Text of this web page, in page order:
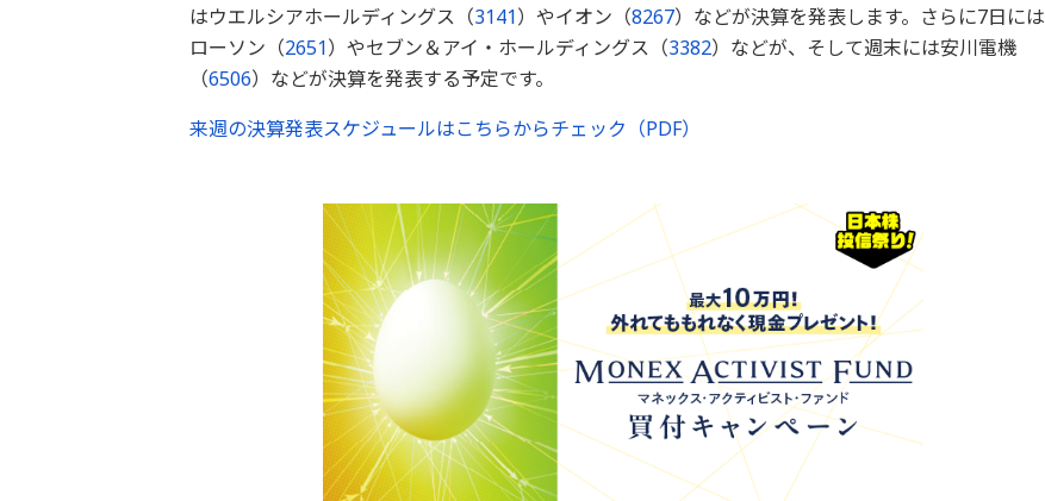
はウエルシアホールディングス（3141）やイオン（8267）などが決算を発表します。さらに7日には
ローソン（2651）やセブン＆アイ・ホールディングス（3382）などが、そして週末には安川電機
（6506）などが決算を発表する予定です。
来週の決算発表スケジュールはこちらからチェック（PDF）